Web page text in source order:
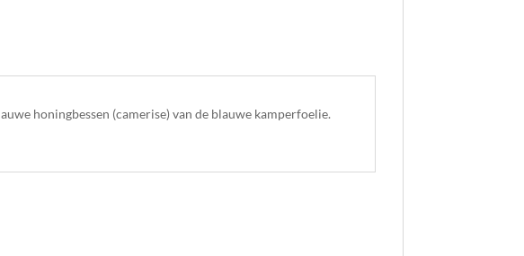
honingbessen (camerise) van de blauwe kamperfoelie.